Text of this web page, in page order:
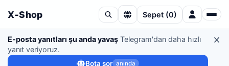
X‑Shop Sepet (0)
E-posta yanıtları şu anda yavaş Telegram'dan daha hızlı
yanıt veriyoruz.
Bota sor anında